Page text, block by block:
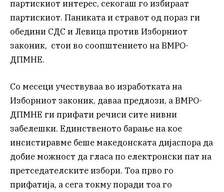
партискиот интерес, секогаш го избираат
партискиот. Паниката и стравот од пораз ги
обедини СДС и Левица против Изборниот
законик, стои во соопштението на ВМРО-
ДПМНЕ.
Со месеци учествуваа во изработката на
Изборниот законик, даваа предлози, а ВМРО-
ДПМНЕ ги прифати речиси сите нивни
забелешки. Единственото барање на кое
инсистиравме беше македонската дијаспора да
добие можност да гласа по електронски пат на
претседателските избори. Тоа прво го
прифатија, а сега токму поради тоа го